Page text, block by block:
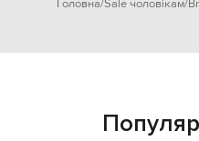
Головна Sale чоловікам